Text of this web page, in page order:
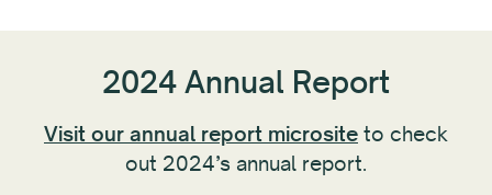
2024 Annual Report
Visit our annual report microsite to check
out 2024’s annual report.